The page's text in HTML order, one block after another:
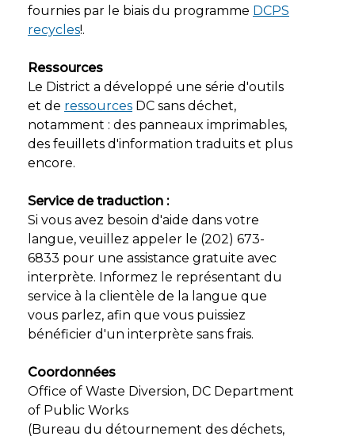
fournies par le biais du programme DCPS
recycles!.
Ressources
Le District a développé une série d'outils
et de ressources DC sans déchet,
notamment : des panneaux imprimables,
des feuillets d'information traduits et plus
encore.
Service de traduction :
Si vous avez besoin d'aide dans votre
langue, veuillez appeler le (202) 673-
6833 pour une assistance gratuite avec
interprète. Informez le représentant du
service à la clientèle de la langue que
vous parlez, afin que vous puissiez
bénéficier d'un interprète sans frais.
Coordonnées
Office of Waste Diversion, DC Department
of Public Works
(Bureau du détournement des déchets,